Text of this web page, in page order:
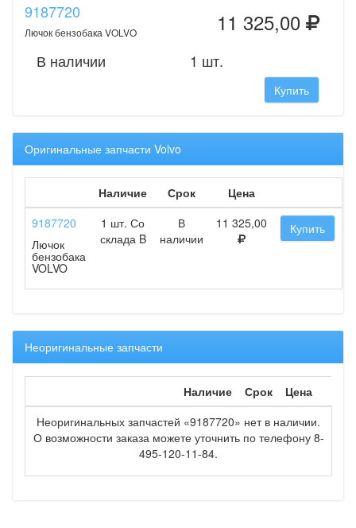
9187720
Лючок бензобака VOLVO 11 325,00
В наличии 1 шт.
Купить
Оригинальные запчасти Volvo
Наличие Срок
Цена
9187720
Лючок
бензобака
VOLVO
1 шт. Со
склада B
В
наличии
11 325,00 Купить
Неоригинальные запчасти
Наличие Срок
Цена
Неоригинальных запчастей «9187720» нет в наличии.
О возможности заказа можете уточнить по телефону 8-
495-120-11-84.